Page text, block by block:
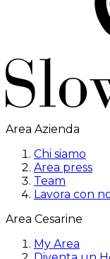
Area Azienda
Chi siamo
Area press
Team
Lavora con
Area Cesarine
My Area